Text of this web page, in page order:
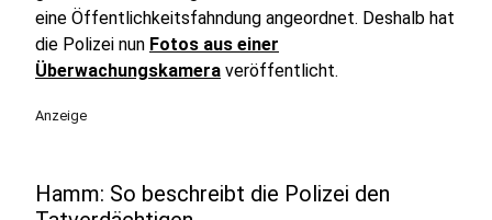
eine Öffentlichkeitsfahndung angeordnet. Deshalb hat
die Polizei nun Fotos aus einer
Überwachungskamera veröffentlicht.
Anzeige
Hamm: So beschreibt die Polizei den